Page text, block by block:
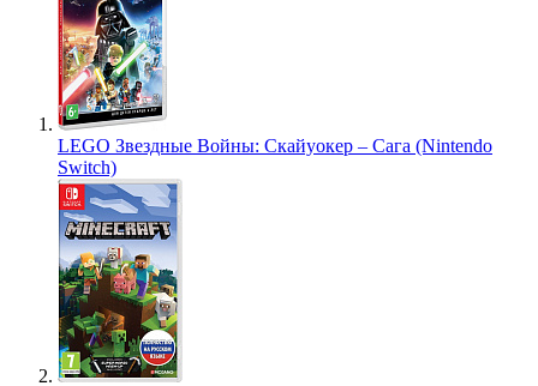
LEGO Звездные Войны: Скайуокер – Сага (Nintendo
Switch)